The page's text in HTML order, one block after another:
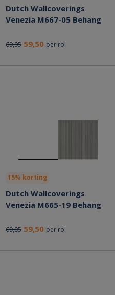
Dutch Wallcoverings
Venezia M667-05 Behang
69,95 59,50 per rol
15% korting
Dutch Wallcoverings
Venezia M665-19 Behang
69,95 59,50 per rol